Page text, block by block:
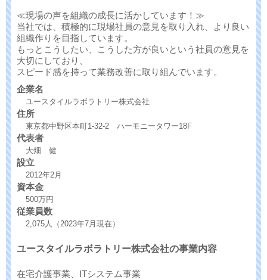
≪現場の声を組織の成長に活かしています！≫
当社では、積極的に現場社員の意見を取り入れ、より良い
組織作りを目指しています。
もっとこうしたい、こうした方が良いという社員の意見を
大切にしており、
スピード感を持って業務改善に取り組んでいます。
企業名
ユースタイルラボラトリー株式会社
住所
東京都中野区本町1-32-2 ハーモニータワー18F
代表者
大畑 健
設立
2012年2月
資本金
500万円
従業員数
2,075人（2023年7月現在）
ユースタイルラボラトリー株式会社の事業内容
在宅介護事業、ITシステム事業